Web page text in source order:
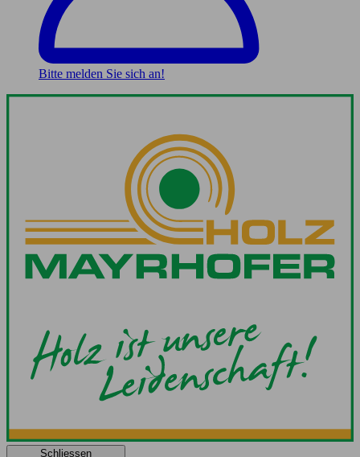
Bitte melden Sie sich an!
Schliessen